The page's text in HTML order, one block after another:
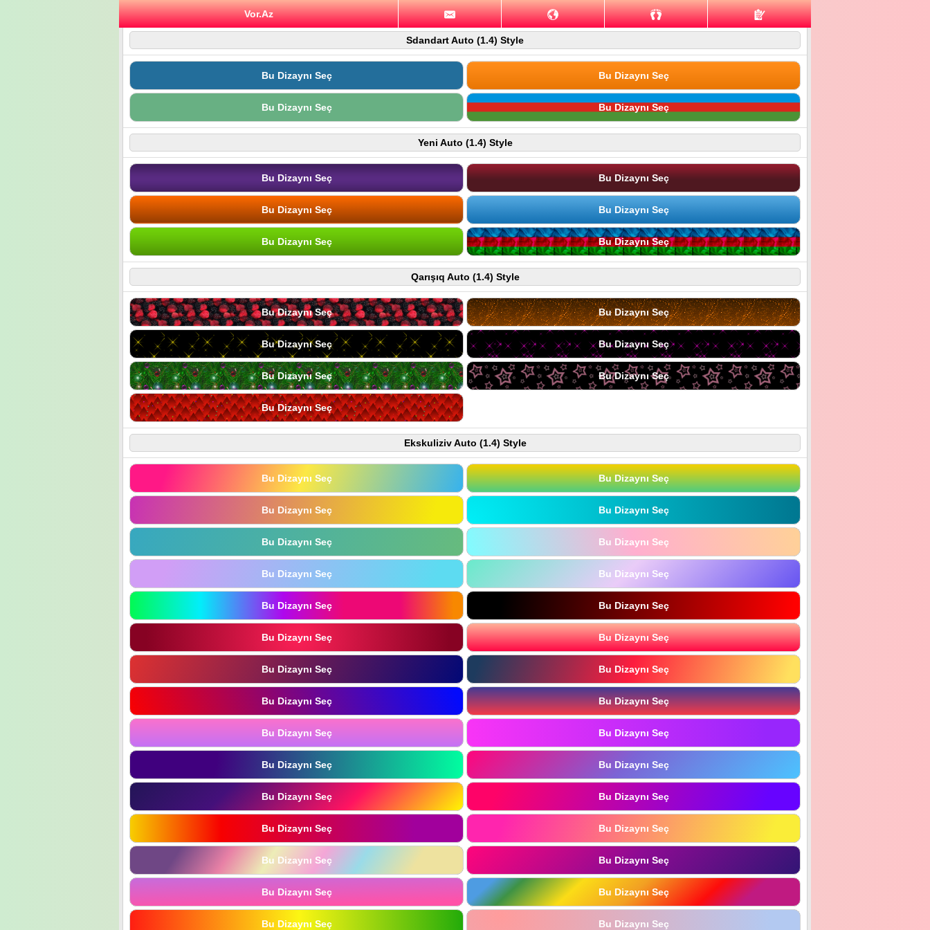
Vor.Az
Sdandart Auto (1.4) Style
Bu Dizaynı Seç Bu Dizaynı Seç
Bu Dizaynı Seç Bu Dizaynı Seç
Yeni Auto (1.4) Style
Bu Dizaynı Seç Bu Dizaynı Seç
Bu Dizaynı Seç Bu Dizaynı Seç
Bu Dizaynı Seç Bu Dizaynı Seç
Qarışıq Auto (1.4) Style
Bu Dizaynı Seç Bu Dizaynı Seç
Bu Dizaynı Seç Bu Dizaynı Seç
Bu Dizaynı Seç Bu Dizaynı Seç
Bu Dizaynı Seç
Ekskuliziv Auto (1.4) Style
Bu Dizaynı Seç Bu Dizaynı Seç
Bu Dizaynı Seç Bu Dizaynı Seç
Bu Dizaynı Seç Bu Dizaynı Seç
Bu Dizaynı Seç Bu Dizaynı Seç
Bu Dizaynı Seç Bu Dizaynı Seç
Bu Dizaynı Seç Bu Dizaynı Seç
Bu Dizaynı Seç Bu Dizaynı Seç
Bu Dizaynı Seç Bu Dizaynı Seç
Bu Dizaynı Seç Bu Dizaynı Seç
Bu Dizaynı Seç Bu Dizaynı Seç
Bu Dizaynı Seç Bu Dizaynı Seç
Bu Dizaynı Seç Bu Dizaynı Seç
Bu Dizaynı Seç Bu Dizaynı Seç
Bu Dizaynı Seç Bu Dizaynı Seç
Bu Dizaynı Seç Bu Dizaynı Seç